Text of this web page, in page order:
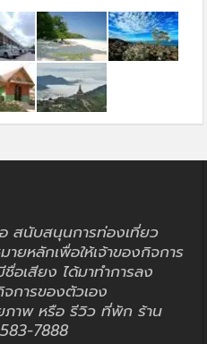
สนับสนุนการท่องเที่ยว
ยหลักเพื่อให้เจ้าของกิจการ
อเสียง ได้มาทำการลง
การของตัวเอง
ภาพ หรือ รีวิว ที่พัก ร้าน
583-7888